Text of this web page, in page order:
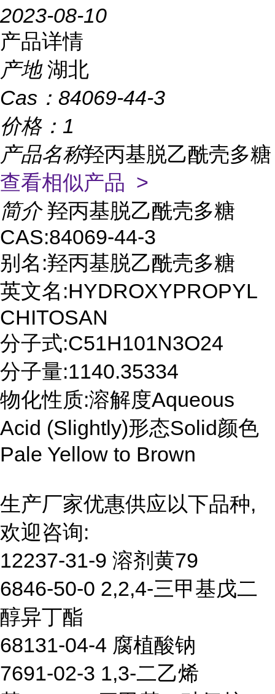
2023-08-10
产品详情
产地 湖北
Cas： 84069-44-3
价格： 1
产品名称羟丙基脱乙酰壳多糖
查看相似产品 >
简介 羟丙基脱乙酰壳多糖
CAS:84069-44-3
别名:羟丙基脱乙酰壳多糖
英文名:HYDROXYPROPYL
CHITOSAN
分子式:C51H101N3O24
分子量:1140.35334
物化性质:溶解度Aqueous
Acid (Slightly)形态Solid颜色
Pale Yellow to Brown
生产厂家优惠供应以下品种,
欢迎咨询:
12237-31-9 溶剂黄79
6846-50-0 2,2,4-三甲基戊二
醇异丁酯
68131-04-4 腐植酸钠
7691-02-3 1,3-二乙烯